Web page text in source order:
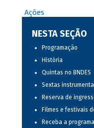
Ações
NESTA SEÇÃO
Programação
História
Quintas no BNDES
Sextas
Reserva de
Filmes e festivais
Receba a